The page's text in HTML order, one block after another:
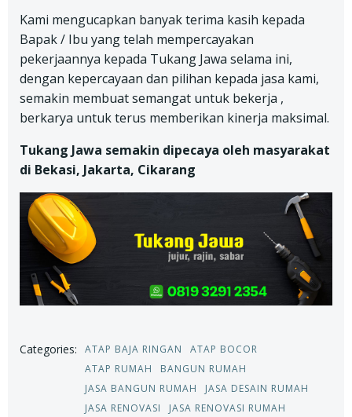
Kami mengucapkan banyak terima kasih kepada
Bapak / Ibu yang telah mempercayakan
pekerjaannya kepada Tukang Jawa selama ini,
dengan kepercayaan dan pilihan kepada jasa kami,
semakin membuat semangat untuk bekerja ,
berkarya untuk terus memberikan kinerja maksimal.
Tukang Jawa semakin dipecaya oleh masyarakat
di Bekasi, Jakarta, Cikarang
Categories: ATAP BAJA RINGAN
ATAP BOCOR
ATAP RUMAH
BANGUN RUMAH
JASA BANGUN RUMAH
JASA DESAIN RUMAH
JASA RENOVASI
JASA RENOVASI RUMAH